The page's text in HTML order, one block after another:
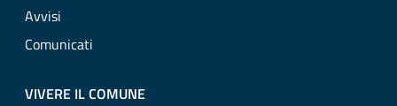
Avvisi
Comunicati
VIVERE IL COMUNE